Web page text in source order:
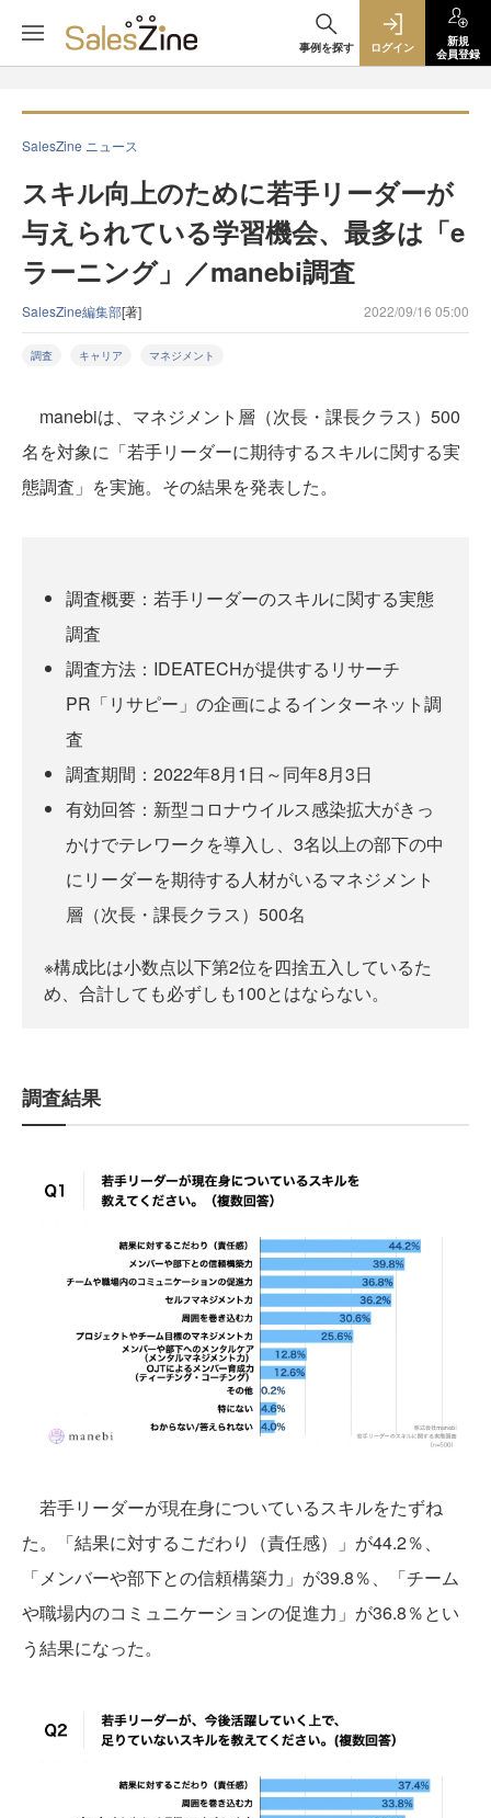
事例を探す ログイン
新規
会員登録
SalesZine ニュース
スキル向上のために若手リーダーが
与えられている学習機会、最多は「e
ラーニング」／manebi調査
SalesZine編集部[著] 2022/09/16 05:00
調査 キャリア マネジメント
manebiは、マネジメント層（次長・課長クラス）500
名を対象に「若手リーダーに期待するスキルに関する実
態調査」を実施。その結果を発表した。
調査概要：若手リーダーのスキルに関する実態
調査
調査方法：IDEATECHが提供するリサーチ
PR「リサピー」の企画によるインターネット調
査
調査期間：2022年8月1日～同年8月3日
有効回答：新型コロナウイルス感染拡大がきっ
かけでテレワークを導入し、3名以上の部下の中
にリーダーを期待する人材がいるマネジメント
層（次長・課長クラス）500名
※構成比は小数点以下第2位を四捨五入しているた
め、合計しても必ずしも100とはならない。
調査結果
若手リーダーが現在身についているスキルをたずね
た。「結果に対するこだわり（責任感）」が44.2％、
「メンバーや部下との信頼構築力」が39.8％、「チーム
や職場内のコミュニケーションの促進力」が36.8％とい
う結果になった。